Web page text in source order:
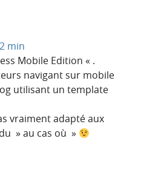
min
Mobile Edition « .
navigant sur mobile
utilisant un template
vraiment adapté aux
» au cas où »